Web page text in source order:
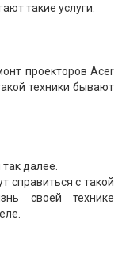
такие услуги:
проекторов Acer
техники бывают
далее.
справиться с такой
своей технике